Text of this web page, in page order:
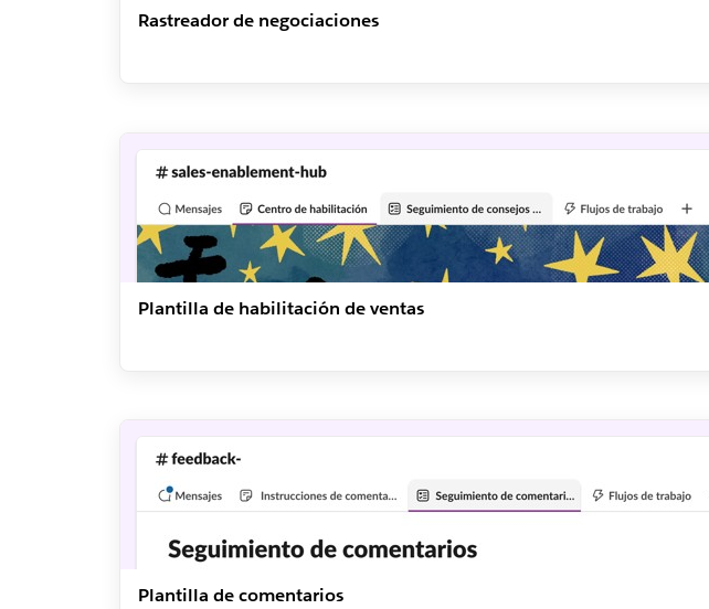
Rastreador de negociaciones
Plantilla de habilitación de ventas
Plantilla de comentarios